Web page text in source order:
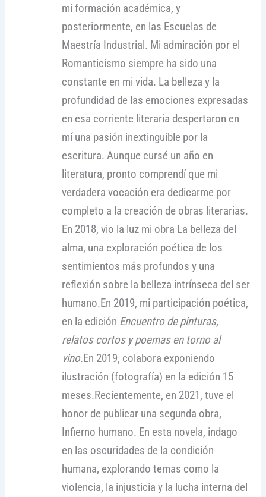
mi formación académica, y
posteriormente, en las Escuelas de
Maestría Industrial. Mi admiración por el
Romanticismo siempre ha sido una
constante en mi vida. La belleza y la
profundidad de las emociones expresadas
en esa corriente literaria despertaron en
mí una pasión inextinguible por la
escritura. Aunque cursé un año en
literatura, pronto comprendí que mi
verdadera vocación era dedicarme por
completo a la creación de obras literarias.
En 2018, vio la luz mi obra La belleza del
alma, una exploración poética de los
sentimientos más profundos y una
reflexión sobre la belleza intrínseca del ser
humano.En 2019, mi participación poética,
en la edición Encuentro de pinturas,
relatos cortos y poemas en torno al
vino.En 2019, colabora exponiendo
ilustración (fotografía) en la edición 15
meses.Recientemente, en 2021, tuve el
honor de publicar una segunda obra,
Infierno humano. En esta novela, indago
en las oscuridades de la condición
humana, explorando temas como la
violencia, la injusticia y la lucha interna del